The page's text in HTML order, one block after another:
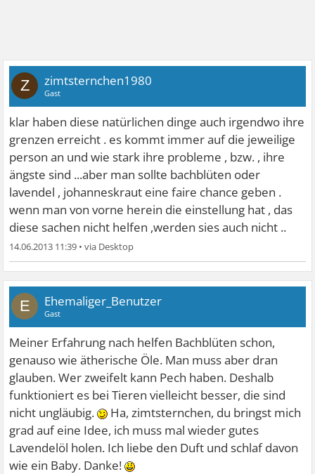
Z zimtsternchen1980
Gast
klar haben diese natürlichen dinge auch irgendwo ihre
grenzen erreicht . es kommt immer auf die jeweilige
person an und wie stark ihre probleme , bzw. , ihre
ängste sind ...aber man sollte bachblüten oder
lavendel , johanneskraut eine faire chance geben .
wenn man von vorne herein die einstellung hat , das
diese sachen nicht helfen ,werden sies auch nicht ..
14.06.2013 11:39 •
E Ehemaliger_Benutzer
Gast
Meiner Erfahrung nach helfen Bachblüten schon,
genauso wie ätherische Öle. Man muss aber dran
glauben. Wer zweifelt kann Pech haben. Deshalb
funktioniert es bei Tieren vielleicht besser, die sind
nicht ungläubig.
Ha, zimtsternchen, du bringst mich
grad auf eine Idee, ich muss mal wieder gutes
Lavendelöl holen. Ich liebe den Duft und schlaf davon
wie ein Baby. Danke!